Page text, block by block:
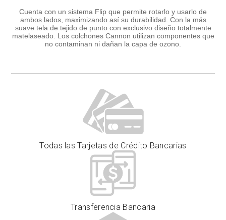
Cuenta con un sistema Flip que permite rotarlo y usarlo de
ambos lados, maximizando así su durabilidad. Con la más
suave tela de tejido de punto con exclusivo diseño totalmente
matelaseado. Los colchones Cannon utilizan componentes que
no contaminan ni dañan la capa de ozono.
Todas las Tarjetas de Crédito Bancarias
Transferencia Bancaria